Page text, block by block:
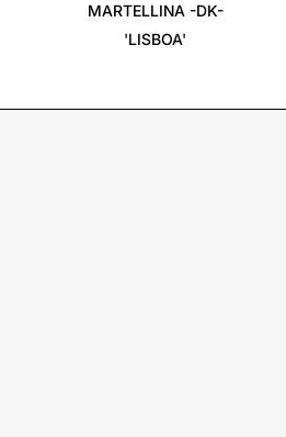
MARTELLINA -DK-
'LISBOA'